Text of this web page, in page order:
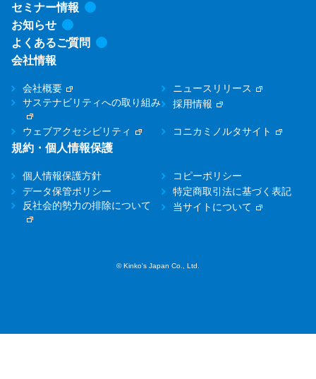
セミナー情報
お知らせ
よくあるご質問
会社情報
会社概要
ニュースリリース
サステナビリティへの取り組み
採用情報
ウェブアクセシビリティ コニカミノルタサイト
規約・個人情報保護
個人情報保護方針
コピーポリシー
データ保管ポリシー
特定商取引法に基づく表記
反社会的勢力の排除について
当サイトについて
© Kinko's Japan Co., Ltd.